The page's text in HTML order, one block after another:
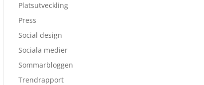
Platsutveckling
Press
Social design
Sociala medier
Sommarbloggen
Trendrapport